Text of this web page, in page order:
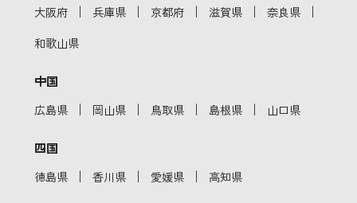
大阪府 ｜ 兵庫県 ｜ 京都府 ｜ 滋賀県 ｜ 奈良県 ｜
和歌山県
中国
広島県 ｜ 岡山県 ｜ 鳥取県 ｜ 島根県 ｜ 山口県
四国
徳島県 ｜ 香川県 ｜ 愛媛県 ｜ 高知県